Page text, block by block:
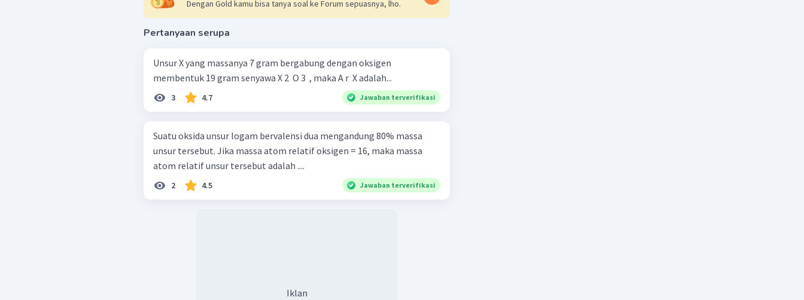
Dengan Gold kamu bisa tanya soal ke Forum sepuasnya, lho.
Pertanyaan serupa
Unsur X yang massanya 7 gram bergabung dengan oksigen
membentuk 19 gram senyawa X 2 ​ O 3 ​ , maka A r ​ X adalah...
3 4.7 Jawaban terverifikasi
Suatu oksida unsur logam bervalensi dua mengandung 80% massa
unsur tersebut. Jika massa atom relatif oksigen = 16, maka massa
atom relatif unsur tersebut adalah ....
2 4.5 Jawaban terverifikasi
Iklan